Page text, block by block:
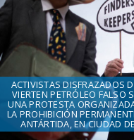
ACTIVISTAS DISFRAZADOS
VIERTEN PETRÓLEO FALSO
UNA PROTESTA
LA PROHIBICIÓN
ANTÁRTIDA, EN CIUDAD